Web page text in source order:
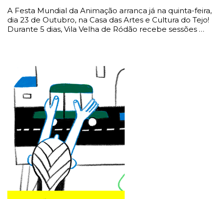
A Festa Mundial da Animação arranca já na quinta-feira,
dia 23 de Outubro, na Casa das Artes e Cultura do Tejo!
Durante 5 dias, Vila Velha de Ródão recebe sessões …